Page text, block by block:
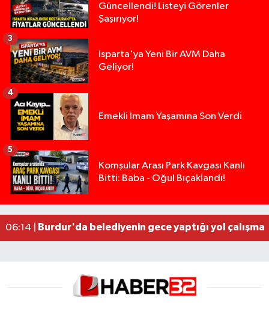
Güncellendi! Listeyi Görenler
Şaşırıyor!
Isparta'ya Yeni Bir AVM Daha
Geliyor!
3
Emekli İmam Yaşamına Son Verdi
4
Komşular Arası Park Kavgası Kanlı
Bitti: Baba - Oğul Bıçaklandı!
5
13:48 |Tarsus'taki silahlı kavgada ölü sayısı 2'ye
09:47 |Tarsus'ta silahlı kavga: Kuzenlerden biri öldü,
09:44 |Yasal sınırın yaklaşık 10 katı alkollü çıkan
06:14 |
Burdur'da belediyenin gece yaptığı yol